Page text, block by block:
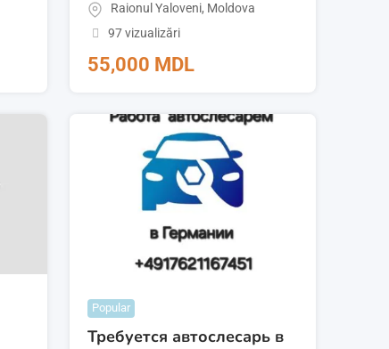
Raionul Yaloveni, Moldova
97 vizualizări
55,000 MDL
Popular
Требуется автослесарь в